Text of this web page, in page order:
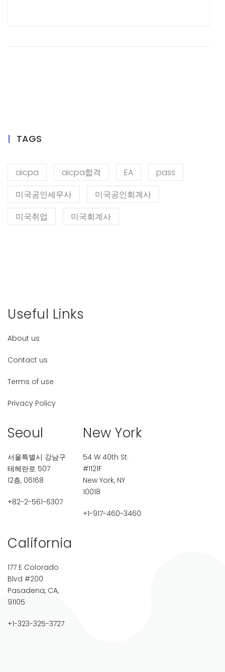
TAGS
aicpa aicpa합격 EA
pass
미국공인세무사
미국공인회계사
미국취업
미국회계사
Useful Links
About us
Contact us
Terms of use
Privacy Policy
Seoul
서울특별시 강남구
테헤란로 507
12층, 06168
+82-2-561-6307
New York
54 W 40th St.
#1121F
New York, NY
10018
+1-917-460-3460
California
177 E Colorado
Blvd #200
Pasadena, CA,
91105
+1-323-325-3727